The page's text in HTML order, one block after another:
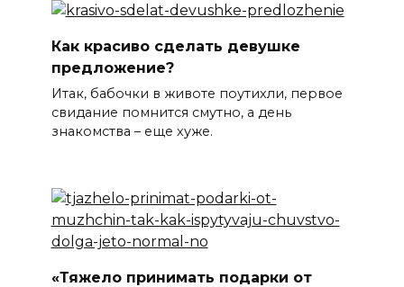
Как красиво сделать девушке
предложение?
Итак, бабочки в животе поутихли, первое
свидание помнится смутно, а день
знакомства – еще хуже.
«Тяжело принимать подарки от